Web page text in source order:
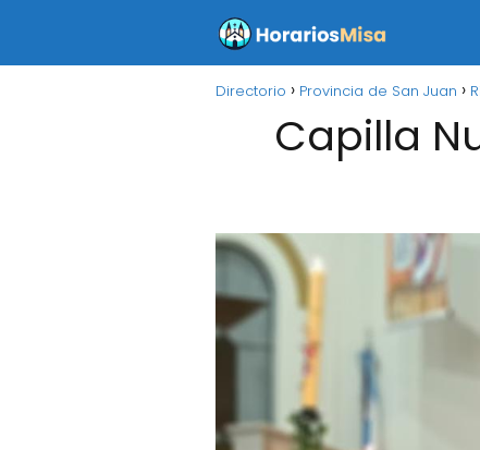
Directorio Provincia de San Juan
Capilla